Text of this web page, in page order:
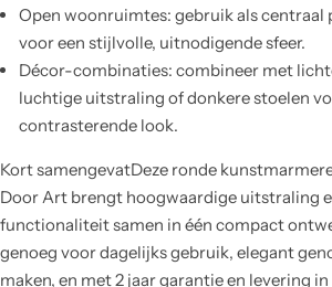
Open woonruimtes: gebruik als centraal
voor een stijlvolle, uitnodigende sfeer.
Décor-combinaties: combineer met
luchtige uitstraling of donkere stoelen
contrasterende look.
Kort samengevatDeze ronde
Door Art brengt hoogwaardige uitstraling
functionaliteit samen in één compact
genoeg voor dagelijks gebruik, elegant
maken, en met 2 jaar garantie en levering